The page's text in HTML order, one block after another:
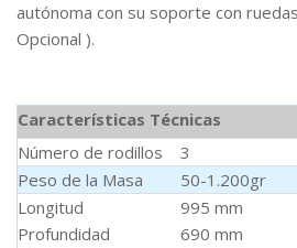
autónoma con su soporte con
Opcional ).
Características Técnicas
Número de rodillos
3
Peso de la Masa
50-1.200gr
Longitud
Profundidad
995 mm
690 mm